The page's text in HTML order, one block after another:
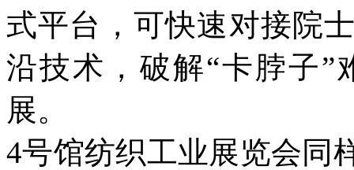
式平台，可快速对接院
沿技术，破解“卡脖子”
展。
4号馆纺织工业展览会同